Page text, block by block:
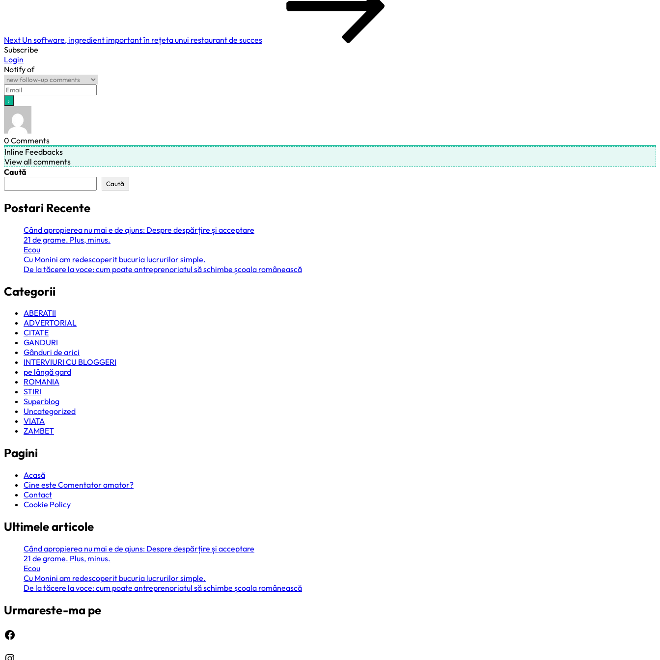
Next Un software, ingredient important în rețeta unui restaurant de succes
Subscribe
Login
Notify of
0 Comments
Inline Feedbacks
View all comments
Caută
Caută
Postari Recente
Când apropierea nu mai e de ajuns: Despre despărțire și acceptare
21 de grame. Plus, minus.
Ecou
Cu Monini am redescoperit bucuria lucrurilor simple.
De la tăcere la voce: cum poate antreprenoriatul să schimbe școala românească
Categorii
ABERATII
ADVERTORIAL
CITATE
GANDURI
Gânduri de arici
INTERVIURI CU BLOGGERI
pe lângă gard
ROMANIA
STIRI
Superblog
Uncategorized
VIATA
ZAMBET
Pagini
Acasă
Cine este Comentator amator?
Contact
Cookie Policy
Ultimele articole
Când apropierea nu mai e de ajuns: Despre despărțire și acceptare
21 de grame. Plus, minus.
Ecou
Cu Monini am redescoperit bucuria lucrurilor simple.
De la tăcere la voce: cum poate antreprenoriatul să schimbe școala românească
Urmareste-ma pe
Facebook